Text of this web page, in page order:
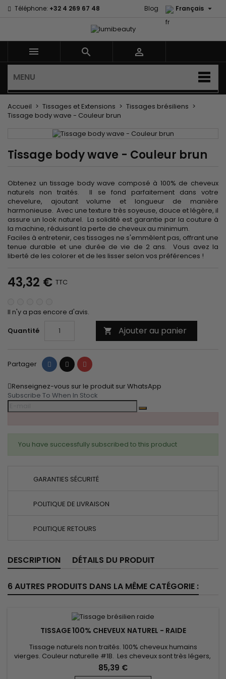
Téléphone: +32 4 269 67 48 Français 
Blog
  
MENU
Accueil Tissages et Extensions
Tissages brésiliens
Tissage body wave - Couleur brun
Tissage body wave - Couleur brun
Obtenez un tissage body wave composé à 100% de cheveux
naturels non traités. Il se fond parfaitement dans votre
chevelure, ajoutant volume et longueur de manière
harmonieuse. Avec une texture très soyeuse, douce et légère, il
assure un look naturel. La solidité est garantie par la couture à
la machine, réduisant la perte de cheveux au minimum.
Faciles à entretenir, ces tissages ne s'emmêlent pas, offrant une
tenue durable et une durée de vie de 2 ans. Vous avez la
liberté de les colorer et de les lisser selon vos préférences !
43,32 € TTC
Il n'y a pas encore d'avis.
Quantité
 Ajouter au panier
Partager PartagerTweet Pinterest
Renseignez-vous sur le produit sur WhatsApp
Subscribe To When In Stock
You have successfully subscribed to this product
GARANTIES SÉCURITÉ
POLITIQUE DE LIVRAISON
POLITIQUE RETOURS
DESCRIPTION DÉTAILS DU PRODUIT
6 AUTRES PRODUITS DANS LA MÊME CATÉGORIE :
TISSAGE 100% CHEVEUX NATUREL - RAIDE
Tissage naturels non traités. 100% cheveux humains
vierges. Couleur naturelle #1B. Les cheveux sont très légers,
souples, pour un look naturel. Ils sont cousus machine l’un à
l’autre, offrant une forte solidité, une perte de cheveux
85,39 €